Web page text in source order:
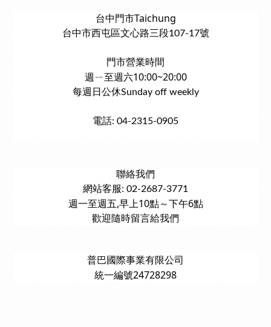
台中門市Taichung
台中市西屯區文心路三段107-17號
門市營業時間
週ㄧ至週六10:00~20:00
每週日公休Sunday off weekly
電話: 04-2315-0905
聯絡我們
網站客服: 02-2687-3771
週一至週五,早上10點～下午6點
歡迎隨時留言給我們
普巴國際事業有限公司
統一編號24728298